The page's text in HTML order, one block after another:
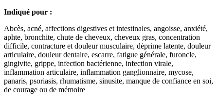
Indiqué pour :
Abcès, acné, affections digestives et intestinales, angoisse, anxiété,
aphte, bronchite, chute de cheveux, cheveux gras, concentration
difficile, contracture et douleur musculaire, déprime latente, douleur
articulaire, douleur dentaire, escarre, fatigue générale, furoncle,
gingivite, grippe, infection bactérienne, infection virale,
inflammation articulaire, inflammation ganglionnaire, mycose,
panaris, psoriasis, rhumatisme, sinusite, manque de confiance en soi,
de courage ou de mémoire